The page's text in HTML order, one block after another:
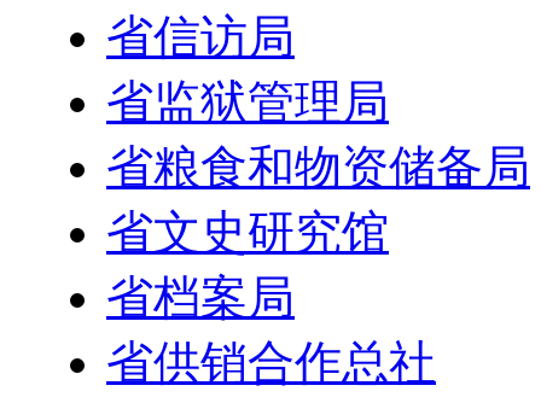
省信访局
省监狱管理局
省粮食和物资储备局
省文史研究馆
省档案局
省供销合作总社